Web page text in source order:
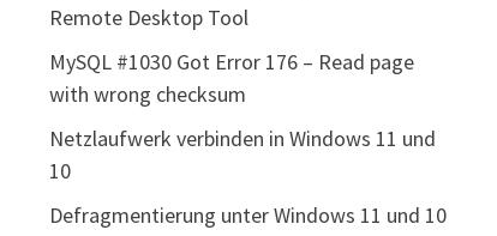
Remote Desktop Tool
MySQL #1030 Got Error 176 – Read page
with wrong checksum
Netzlaufwerk verbinden in Windows 11 und
10
Defragmentierung unter Windows 11 und 10